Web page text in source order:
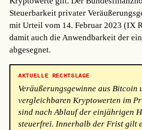
Steuerbarkeit privater
mit Urteil vom 14. Februar 2023 (IX
damit auch die Anwendbarkeit der
abgesegnet.
AKTUELLE RECHTSLAGE
Veräußerungsgewinne aus Bitcoin
vergleichbaren Kryptowerten im
sind nach Ablauf der einjährigen
steuerfrei. Innerhalb der Frist gilt